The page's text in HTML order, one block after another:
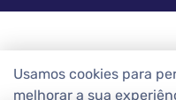
Usamos cookies para
melhorar a sua